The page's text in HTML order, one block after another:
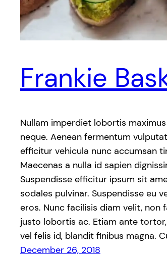
Frankie
Nullam imperdiet lobortis
neque. Aenean fermentum
efficitur vehicula nunc accumsan
Maecenas a nulla id sapien
Suspendisse efficitur ipsum sit
sodales pulvinar. Suspendisse eu
eros. Nunc facilisis diam velit, non
justo lobortis ac. Etiam ante
vel felis id, blandit finibus magna.
December 26, 2018